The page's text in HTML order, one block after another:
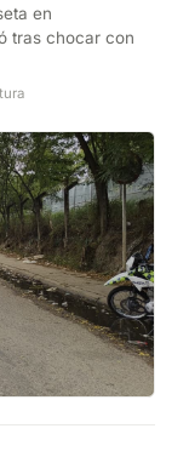
en
tras chocar con